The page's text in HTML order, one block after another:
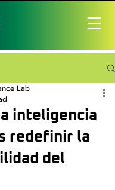
inteligencia
redefinir la
del
Lab